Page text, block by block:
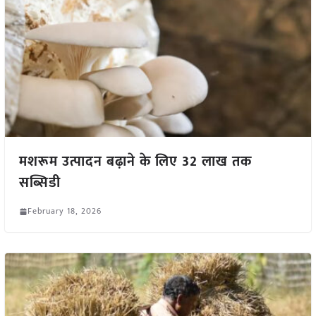
मशरूम उत्पादन बढ़ाने के लिए 32 लाख तक
सब्सिडी
February 18, 2026